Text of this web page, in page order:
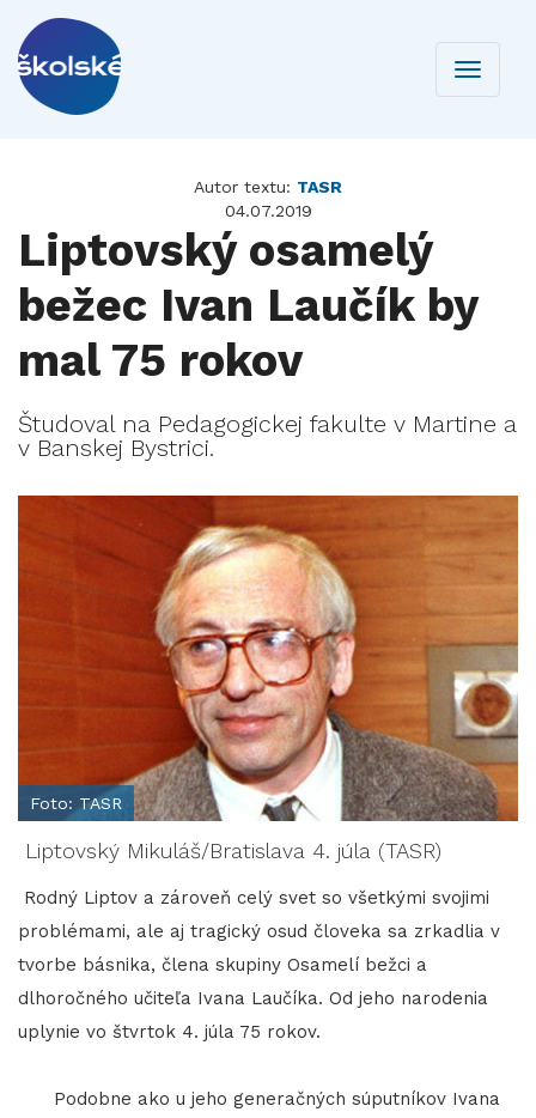
Toggle
Autor textu: TASR
04.07.2019
Liptovský osamelý
bežec Ivan Laučík by
mal 75 rokov
Študoval na Pedagogickej fakulte v Martine a
v Banskej Bystrici.
Foto: TASR
Liptovský Mikuláš/Bratislava 4. júla (TASR)
Rodný Liptov a zároveň celý svet so všetkými svojimi
problémami, ale aj tragický osud človeka sa zrkadlia v
tvorbe básnika, člena skupiny Osamelí bežci a
dlhoročného učiteľa Ivana Laučíka. Od jeho narodenia
uplynie vo štvrtok 4. júla 75 rokov.
Podobne ako u jeho generačných súputníkov Ivana